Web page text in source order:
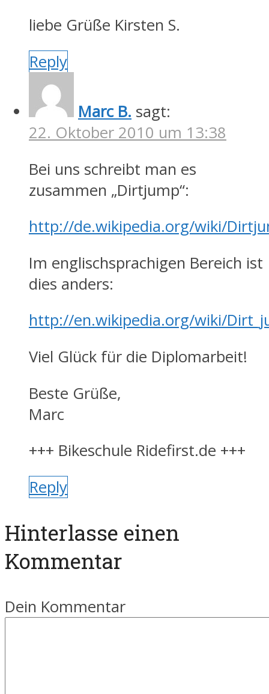
liebe Grüße Kirsten S.
Reply
Marc B. sagt:
22. Oktober 2010 um 13:38
Bei uns schreibt man es
zusammen „Dirtjump“:
http://de.wikipedia.org/wiki/
Im englischsprachigen Bereich ist
dies anders:
http://en.wikipedia.org/wiki/
Viel Glück für die Diplomarbeit!
Beste Grüße,
Marc
+++ Bikeschule Ridefirst.de +++
Reply
Hinterlasse einen
Kommentar
Dein Kommentar